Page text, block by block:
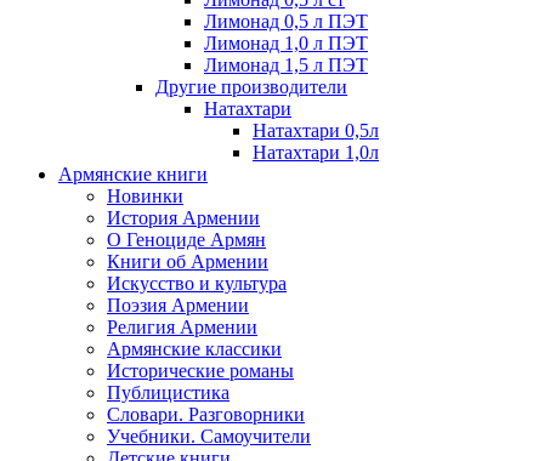
Лимонад 0,5 л ПЭТ
Лимонад 1,0 л ПЭТ
Лимонад 1,5 л ПЭТ
Другие производители
Натахтари
Натахтари 0,5л
Натахтари 1,0л
Армянские книги
Новинки
История Армении
О Геноциде Армян
Книги об Армении
Иcкусство и культура
Поэзия Армении
Религия Армении
Армянские классики
Исторические романы
Публицистика
Словари. Разговорники
Учебники. Самоучители